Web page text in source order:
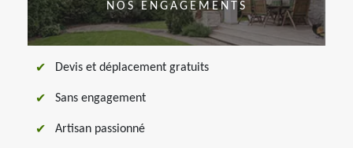
NOS ENGAGEMENTS
Devis et déplacement gratuits
Sans engagement
Artisan passionné